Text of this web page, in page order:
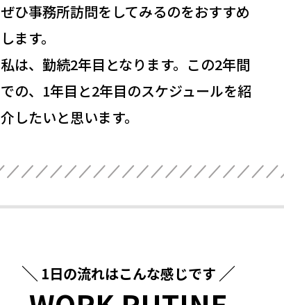
ぜひ事務所訪問をしてみるのをおすすめ
します。
私は、勤続2年目となります。この2年間
での、1年目と2年目のスケジュールを紹
介したいと思います。
1日の流れはこんな感じです